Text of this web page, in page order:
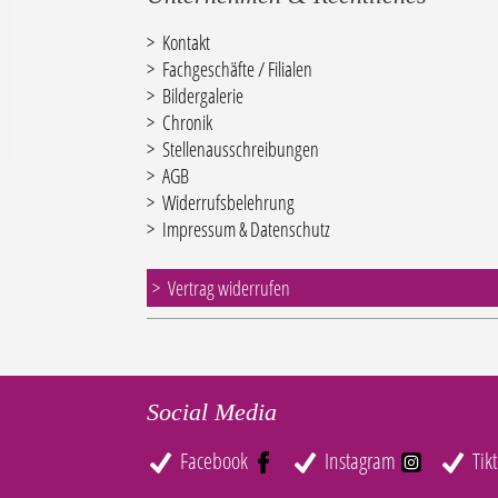
Kontakt
Fachgeschäfte / Filialen
Bildergalerie
Chronik
Stellenausschreibungen
AGB
Widerrufsbelehrung
Impressum & Datenschutz
Vertrag widerrufen
Social Media
Facebook Instagram